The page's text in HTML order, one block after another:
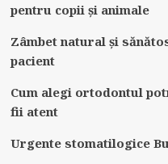
pentru copii și animale
Zâmbet natural și
pacient
Cum alegi ortodontul
fii atent
Urgente stomatilogice